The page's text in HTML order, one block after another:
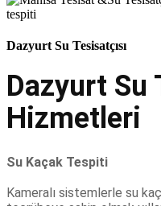
Dazyurt Su Tesisatçısı
Dazyurt Su
Hizmetleri
Su Kaçak Tespiti
Kameralı sistemlerle su